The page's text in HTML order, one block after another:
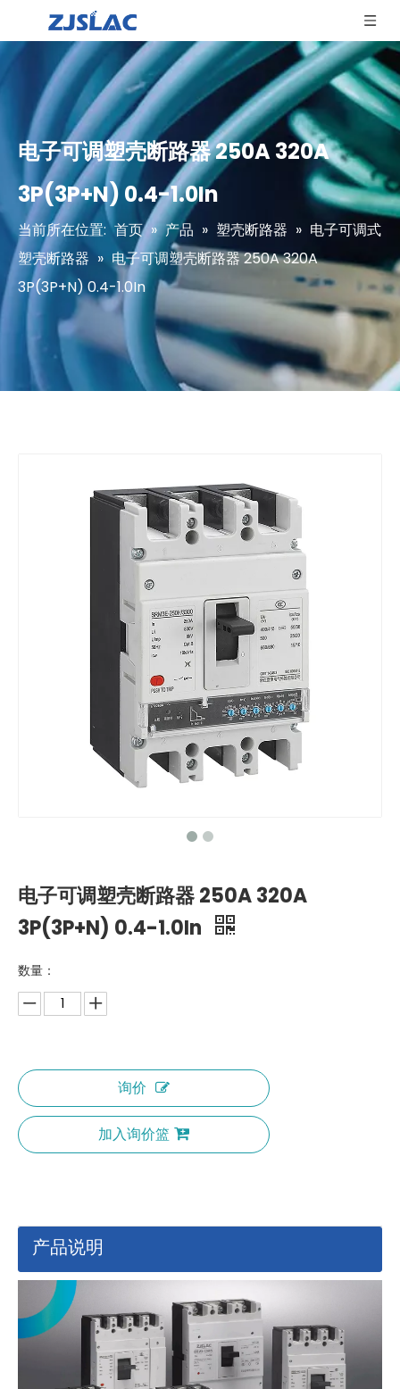
电子可调塑壳断路器 250A 320A
3P(3P+N) 0.4-1.0In
当前所在位置: 首页 » 产品 » 塑壳断路器 » 电子可调式
塑壳断路器 » 电子可调塑壳断路器 250A 320A
3P(3P+N) 0.4-1.0In
电子可调塑壳断路器 250A 320A
3P(3P+N) 0.4-1.0In
数量：
询价
加入询价篮
产品说明